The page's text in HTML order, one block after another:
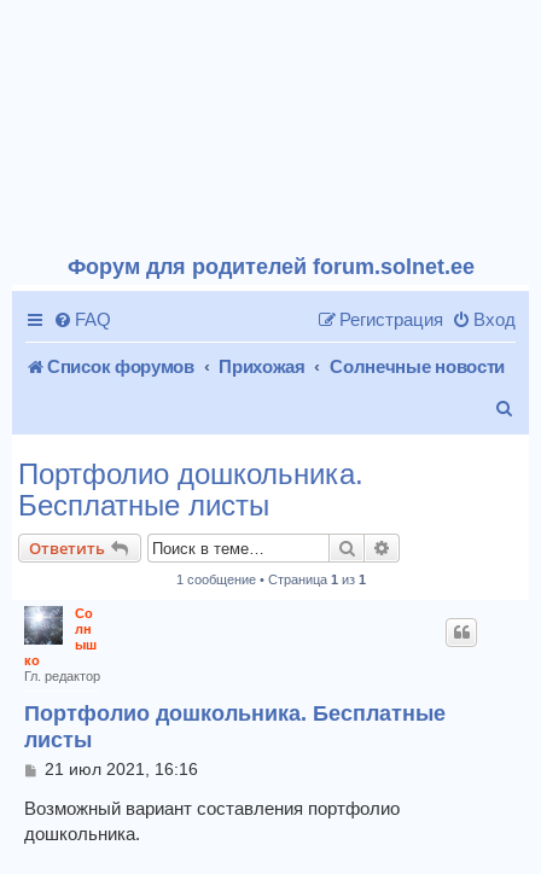
Форум для родителей forum.solnet.ee
FAQ Вход
Регистрация
Список форумов Прихожая
Солнечные новости
Портфолио дошкольника.
Бесплатные листы
Ответить Поиск
1 сообщение • Страница 1 из 1
Со
лн
ыш
ко
Гл. редактор
Портфолио дошкольника. Бесплатные
листы
С
о
б
щ
21 июл 2021, 16:16
Возможный вариант составления портфолио
дошкольника.